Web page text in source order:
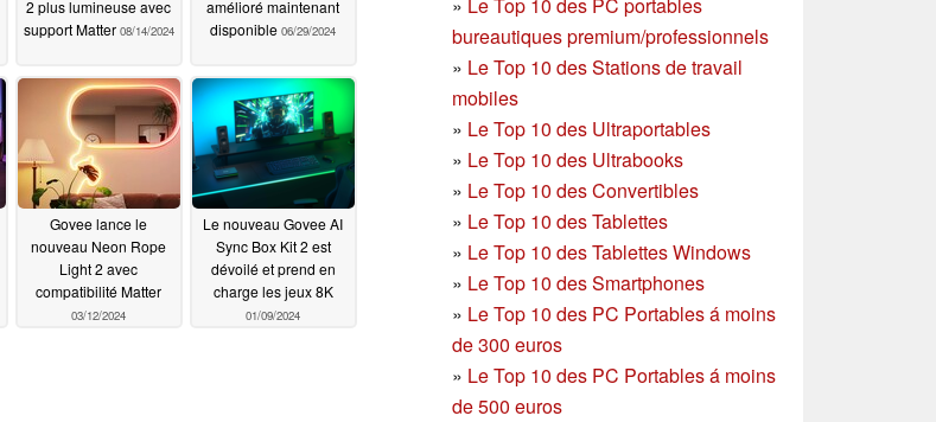
» Le Top 10 des PC portables
bureautiques premium/professionnels
» Le Top 10 des Stations de travail
mobiles
» Le Top 10 des Ultraportables
» Le Top 10 des Ultrabooks
» Le Top 10 des Convertibles
» Le Top 10 des Tablettes
» Le Top 10 des Tablettes Windows
» Le Top 10 des Smartphones
» Le Top 10 des PC Portables á moins
de 300 euros
» Le Top 10 des PC Portables á moins
de 500 euros
2 plus lumineuse avec
support Matter 08/14/2024
amélioré maintenant
disponible 06/29/2024
Govee lance le
nouveau Neon Rope
Light 2 avec
compatibilité Matter
03/12/2024
Le nouveau Govee AI
Sync Box Kit 2 est
dévoilé et prend en
charge les jeux 8K
01/09/2024